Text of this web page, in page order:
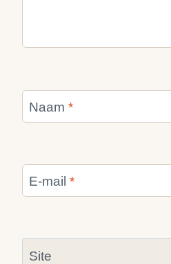
Naam *
E-mail *
Site